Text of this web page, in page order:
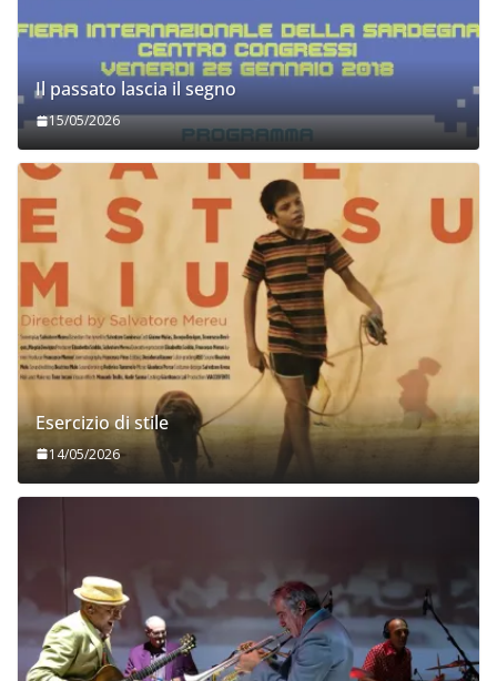
Il passato lascia il segno
15/05/2026
Esercizio di stile
14/05/2026